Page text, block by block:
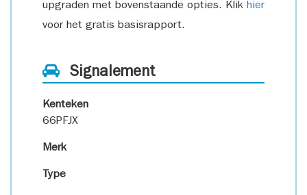
upgraden met bovenstaande opties. Klik hier
voor het gratis basisrapport.
Signalement
Kenteken
66PFJX
Merk
Type